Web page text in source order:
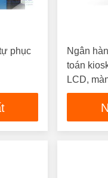
phục
Ngân
toán
LCD,